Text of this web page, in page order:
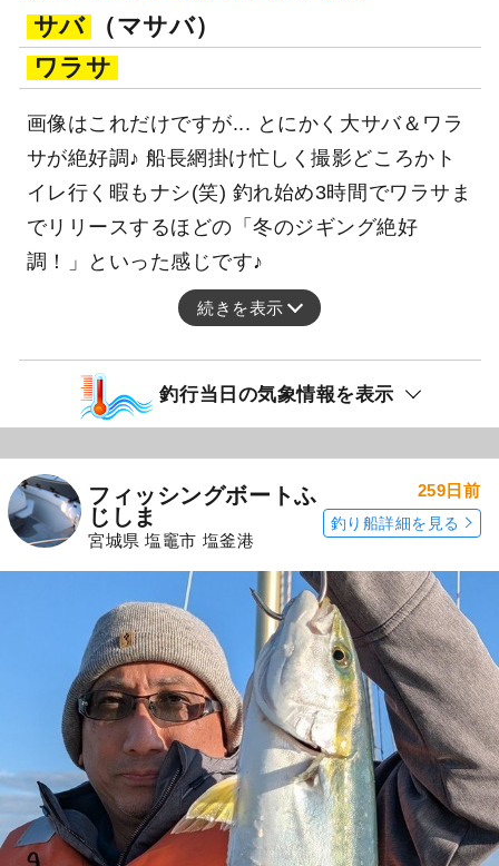
サバ
（マサバ）
ワラサ
画像はこれだけですが... とにかく大サバ＆ワラ
サが絶好調♪ 船長網掛け忙しく撮影どころかト
イレ行く暇もナシ(笑) 釣れ始め3時間でワラサま
でリリースするほどの「冬のジギング絶好
調！」といった感じです♪
続きを表示
釣行当日の気象情報を表示
フィッシングボートふ
じしま
宮城県 塩竈市 塩釜港
259日前
釣り船詳細を見る